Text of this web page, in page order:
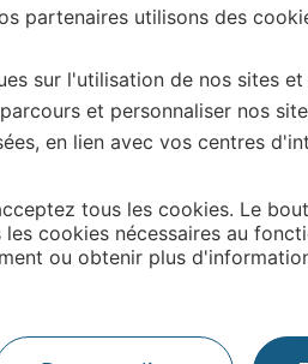
partenaires utilisons des
sur l'utilisation de nos sites
et personnaliser nos
en lien avec vos centres
tous les cookies. Le
cookies nécessaires au
ou obtenir plus
16 et 17 septembre
mesure